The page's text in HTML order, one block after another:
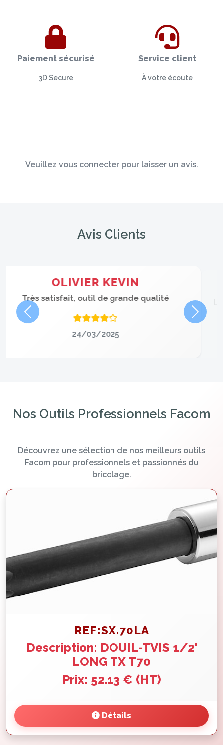
Paiement sécurisé
3D Secure
Service client
À votre écoute
Veuillez vous connecter pour laisser un avis.
Avis Clients
OLIVIER KEVIN
Le produit est performant, service client au top
24/03/2025
Précédent
Nos Outils Professionnels Facom
Découvrez une sélection de nos meilleurs outils
Facom pour professionnels et passionnés du
bricolage.
REF:SX.70LA
Description: DOUIL-TVIS 1/2'
LONG TX T70
Prix: 52.13 € (HT)
Détails